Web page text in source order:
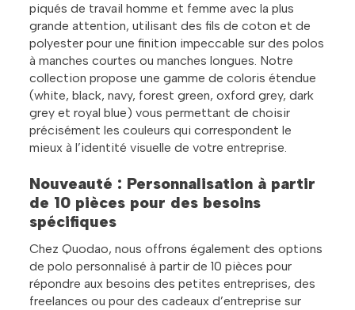
piqués de travail homme et femme avec la plus
grande attention, utilisant des fils de coton et de
polyester pour une finition impeccable sur des polos
à manches courtes ou manches longues. Notre
collection propose une gamme de coloris étendue
(white, black, navy, forest green, oxford grey, dark
grey et royal blue) vous permettant de choisir
précisément les couleurs qui correspondent le
mieux à l’identité visuelle de votre entreprise.
Nouveauté : Personnalisation à partir
de 10 pièces pour des besoins
spécifiques
Chez Quodao, nous offrons également des options
de polo personnalisé à partir de 10 pièces pour
répondre aux besoins des petites entreprises, des
freelances ou pour des cadeaux d’entreprise sur